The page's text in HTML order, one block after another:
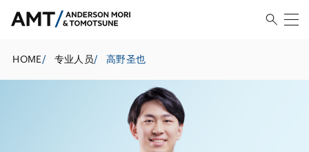
HOME/ 专业人员/ 高野圣也